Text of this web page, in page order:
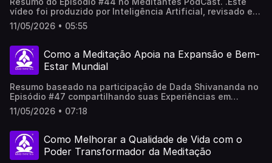
vídeo foi produzido por Inteligência Artificial, revisado e
adaptado por pessoas reais, não representa
necessariamente em 100% a opinião do(a/as)
11/05/2026 • 05:55
Como a Meditação Apoia na Expansão e Bem-
Estar Mundial
Resumo baseado na participação de Dada Shivananda no
Episódio #47 compartilhando suas Experiências em
Meditação no Meditantes PodCast. .Este vídeo foi
produzido por Inteligência Artificial, revisado e adaptado
100% a opinião do(a/as) participantes.
11/05/2026 • 07:18
Como Melhorar a Qualidade de Vida com o
Poder Transformador da Meditação